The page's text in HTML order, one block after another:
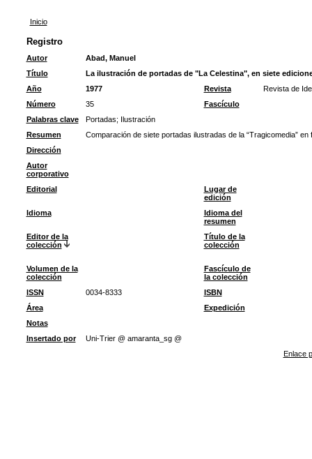
Inicio
Registro
Autor
Abad, Manuel
Título
La ilustración de portadas de "La Celestina", en siete
Año
1977 Revista
Revista de
Número
35
Fascículo
Palabras clave
Portadas; Ilustración
Resumen
Comparación de siete portadas ilustradas de la “Tragicomedia”
Dirección
Autor
corporativo
Editorial
Lugar de
edición
Idioma
Idioma del
resumen
Editor de la
colección
Título de la
colección
Volumen de la
colección
Fascículo de
la colección
ISSN
0034-8333
ISBN
Área
Expedición
Notas
Insertado por
Uni-Trier @ amaranta_sg @
Enlace